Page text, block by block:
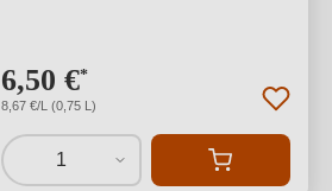
6,50 €*
8,67 €/L (0,75 L)
1